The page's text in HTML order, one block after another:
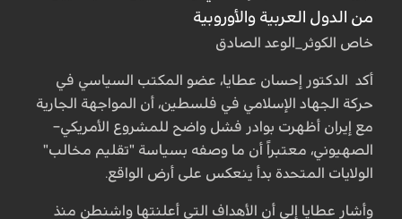
من الدول العربية والأوروبية
خاص الكوثر_الوعد الصادق
أكد الدكتور إحسان عطايا، عضو المكتب السياسي في
حركة الجهاد الإسلامي في فلسطين، أن المواجهة الجارية
مع إيران أظهرت بوادر فشل واضح للمشروع الأمريكي–
الصهيوني، معتبراً أن ما وصفه بسياسة "تقليم مخالب"
الولايات المتحدة بدأ ينعكس على أرض الواقع.
وأشار عطايا إلى أن الأهداف التي أعلنتها واشنطن منذ